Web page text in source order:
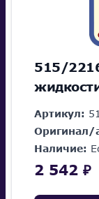
515/
Артикул:
Оригинал/
Наличие:
2 542 ₽